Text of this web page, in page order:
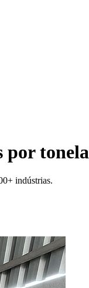
indústrias.